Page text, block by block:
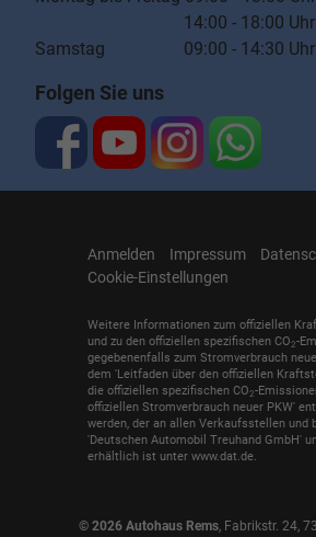
14:00 - 18:00 Uhr
Samstag 09:00 - 14:30 Uhr
Folgen Sie uns
Anmelden Impressum
Cookie-Einstellungen
Weitere Informationen zum offiziellen
und zu den offiziellen spezifischen CO2-
gegebenenfalls zum Stromverbrauch
dem 'Leitfaden über den offiziellen
die offiziellen spezifischen CO2-
offiziellen Stromverbrauch neuer PKW'
werden, der an allen Verkaufsstellen und
'Deutschen Automobil Treuhand GmbH'
erhältlich ist unter www.dat.de.
© 2026 Autohaus Rems, Fabrikstr. 24,